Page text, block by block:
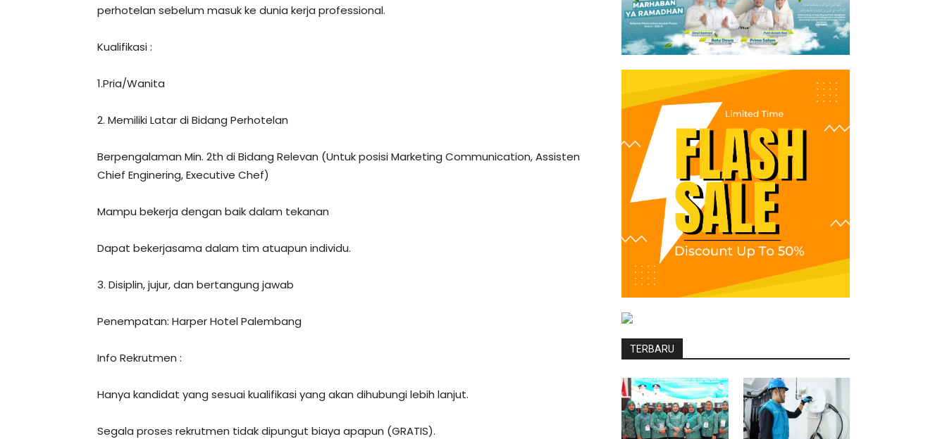
perhotelan sebelum masuk ke dunia kerja professional.
Kualifikasi :
1.Pria/Wanita
2. Memiliki Latar di Bidang Perhotelan
Berpengalaman Min. 2th di Bidang Relevan (Untuk posisi Marketing Communication, Assisten
Chief Enginering, Executive Chef)
Mampu bekerja dengan baik dalam tekanan
Dapat bekerjasama dalam tim atuapun individu.
3. Disiplin, jujur, dan bertangung jawab
Penempatan: Harper Hotel Palembang
Info Rekrutmen :
Hanya kandidat yang sesuai kualifikasi yang akan dihubungi lebih lanjut.
Segala proses rekrutmen tidak dipungut biaya apapun (GRATIS).
TERBARU